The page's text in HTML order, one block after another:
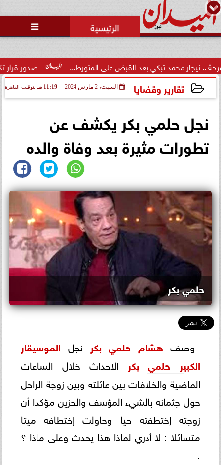

صدور قرار تكليف تبكي بعد القبض على المتورط...
تقارير وقضايا السبت، 2 مارس 2024 11:19 مـ بتوقيت القاهرة
نجل حلمي بكر يكشف عن
تطورات مثيرة بعد وفاة والده
حلمي بكر
وصف هشام حلمي بكر نجل الموسيقار
الكبير حلمي بكر الاحداث خلال الساعات
الماضية والخلافات بين عائلته وبين زوجة الراحل
حول جثمانه بالشيء المؤسف والحزين مؤكدا أن
زوجته إختطفته حيا وحاولت إختطافه ميتا
متسائلا : لا أدري لماذا هذا يحدث وعلى ماذا ؟